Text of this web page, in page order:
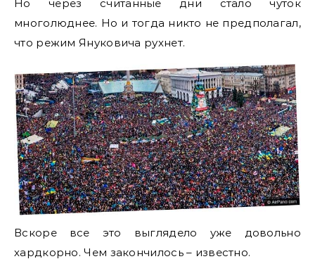
Но через считанные дни стало чуток
многолюднее. Но и тогда никто не предполагал,
что режим Януковича рухнет.
Вскоре все это выглядело уже довольно
хардкорно. Чем закончилось – известно.